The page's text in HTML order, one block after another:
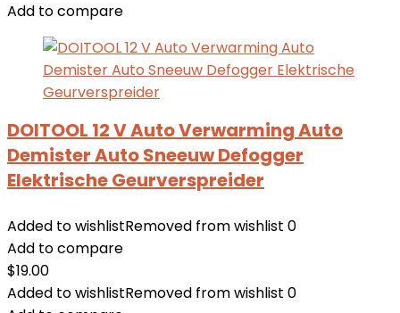
Add to compare
DOITOOL 12 V Auto Verwarming Auto
Demister Auto Sneeuw Defogger
Elektrische Geurverspreider
Added to wishlistRemoved from wishlist 0
Add to compare
$19.00
Added to wishlistRemoved from wishlist 0